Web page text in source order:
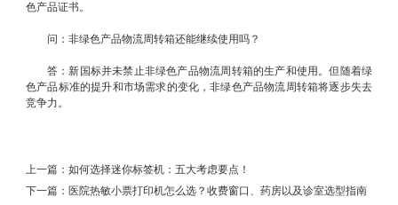
色产品证书。
问：非绿色产品物流周转箱还能继续使用吗？
答：新国标并未禁止非绿色产品物流周转箱的生产和使用。但随着绿
色产品标准的提升和市场需求的变化，非绿色产品物流周转箱将逐步失去
竞争力。
上一篇： 如何选择迷你标签机：五大考虑要点！
下一篇： 医院热敏小票打印机怎么选？收费窗口、药房以及诊室选型指南